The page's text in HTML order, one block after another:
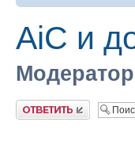
AiC и
Ответить